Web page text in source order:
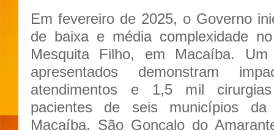
Em fevereiro de 2025, o Governo
de baixa e média complexidade
Mesquita Filho, em Macaíba.
apresentados demonstram
atendimentos e 1,5 mil cirurgias
pacientes de seis municípios
Macaíba, São Gonçalo do